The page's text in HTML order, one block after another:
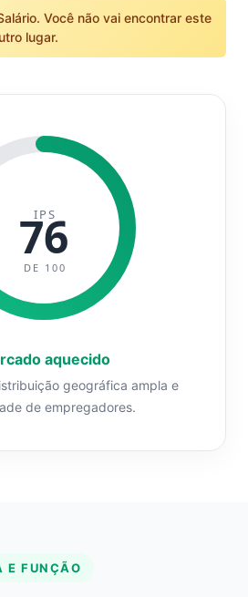
Você não vai encontrar este
lugar.
IPS
76
DE 100
aquecido
geográfica ampla e
de empregadores.
E FUNÇÃO